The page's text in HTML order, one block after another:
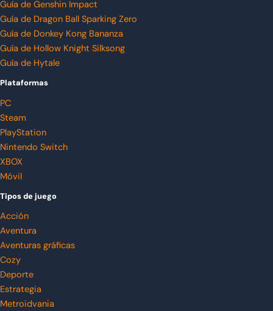
Guía de Genshin Impact
Guía de Dragon Ball Sparking Zero
Guía de Donkey Kong Bananza
Guía de Hollow Knight Silksong
Guía de Hytale
Plataformas
PC
Steam
PlayStation
Nintendo Switch
XBOX
Móvil
Tipos de juego
Acción
Aventura
Aventuras gráficas
Cozy
Deporte
Estrategia
Metroidvania